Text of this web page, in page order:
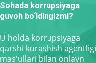
Sohada korrupsiyaga
guvoh bo‘ldingizmi?
U holda korrupsiyaga
qarshi kurashish agentligi
mas'ullari bilan onlayn